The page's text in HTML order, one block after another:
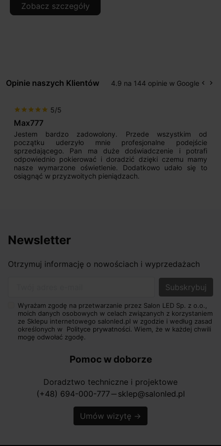
Zobacz szczegóły
Opinie naszych Klientów 4.9 na 144 opinie w Google keyboard_arrow_left keyboard_arrow_right
star star star star star 5/5
Max777
Jestem bardzo zadowolony. Przede wszystkim od
początku uderzyło mnie profesjonalne podejście
sprzedającego. Pan ma duże doświadczenie i potrafi
odpowiednio pokierować i doradzić dzięki czemu mamy
nasze wymarzone oświetlenie. Dodatkowo udało się to
osiągnąć w przyzwoitych pieniądzach.
Newsletter
Otrzymuj informację o nowościach i wyprzedażach
Wyrażam zgodę na przetwarzanie przez Salon LED Sp. z o.o.,
moich danych osobowych w celach związanych z korzystaniem
ze Sklepu internetowego salonled.pl w zgodzie i według zasad
określonych w Polityce prywatności. Wiem, że w każdej chwili
mogę odwołać zgodę.
Pomoc w doborze
Doradztwo techniczne i projektowe
(+48) 694-000-777 horizontal_rule sklep@salonled.pl
Umów wizytę →